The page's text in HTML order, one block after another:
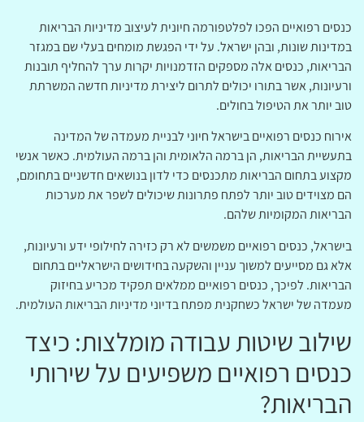
כנסים רפואיים הפכו לפלטפורמה חיונית לעיצוב מדיניות הבריאות
במדינות שונות, ובהן ישראל. על ידי הפגשת מומחים בעלי שם במגזר
הבריאות, כנסים אלה מספקים הזדמנויות יקרות ערך להחליף תובנות
ורעיונות, אשר בתורו יכולים לתרום ליצירת מדיניות חדשה המשרתת
טוב יותר את הטיפול בחולים.
אירוח כנסים רפואיים בישראל חיוני לבניית מעמדה של המדינה
בתעשיית הבריאות, הן ברמה הלאומית והן ברמה העולמית. כאשר אנשי
מקצוע בתחום הבריאות מתכנסים כדי לדון בנושאים חדשניים בתחומם,
הם מצוידים טוב יותר לפתח פתרונות שיכולים לשפר את מערכות
הבריאות המקומיות שלהם.
בישראל, כנסים רפואיים משמשים לא רק כזירה לחילופי ידע ורעיונות,
אלא גם מסייעים למשוך עניין והשקעה בחידושים הישראליים בתחום
הבריאות. לפיכך, כנסים רפואיים ממלאים תפקיד מכריע בחיזוק
מעמדה של ישראל כשחקנית מפתח בדיוני מדיניות הבריאות העולמית.
שילוב שיטות עבודה מומלצות: כיצד
כנסים רפואיים משפיעים על שירותי
הבריאות?